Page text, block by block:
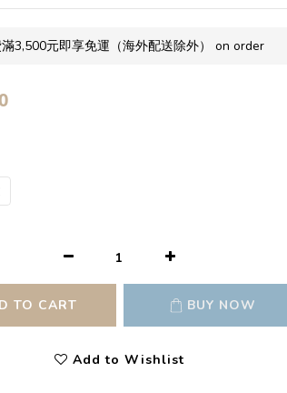
3,500元即享免運（海外配送除外） on order
TO CART BUY NOW
Add to Wishlist